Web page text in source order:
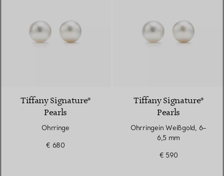
Tiffany Signature®
Pearls
Ohrringe
€ 680
Tiffany Signature®
Pearls
Ohrringein Weißgold, 6–
6,5 mm
€ 590